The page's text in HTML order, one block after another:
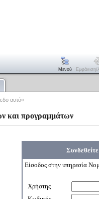
Μενού